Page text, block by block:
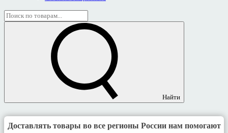
Найти
Доставлять товары во все регионы России нам помогают